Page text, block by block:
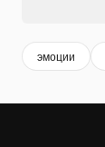
эмоции